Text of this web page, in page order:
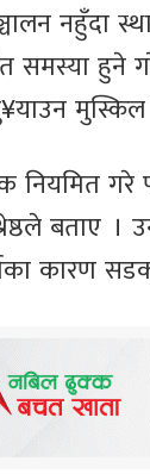
नहुँदा
हुने
मुस्किल
गरे
बताए
कारण